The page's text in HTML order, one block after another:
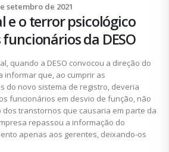
setembro de 2021
e o terror psicológico
funcionários da DESO
quando a DESO convocou a direção do
informar que, ao cumprir as
do novo sistema de registro, deveria
funcionários em desvio de função, não
dos transtornos que causaria em parte da
repassou a informação do
apenas aos gerentes, deixando-os